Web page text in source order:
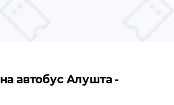
автобус Алушта -